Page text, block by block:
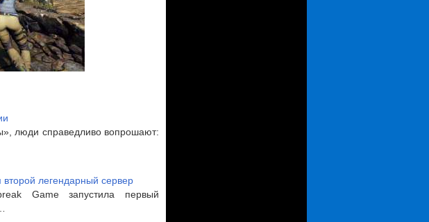
люди справедливо вопрошают:
легендарный сервер
Game запустила первый